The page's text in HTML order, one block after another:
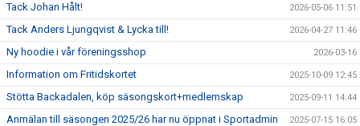
Tack Johan Hålt! 2026-05-06 11:51
Tack Anders Ljungqvist & Lycka till! 2026-04-27 11:46
Ny hoodie i vår föreningsshop 2026-03-16
Information om Fritidskortet 2025-10-09 12:45
Stötta Backadalen, köp säsongskort+medlemskap 2025-09-11 14:44
Anmälan till säsongen 2025/26 har nu öppnat i Sportadmin 2025-07-15 16:05